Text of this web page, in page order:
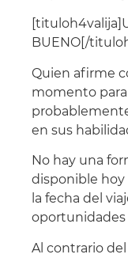
BUENO[/
Quien afirme
momento
en sus
No hay una
disponible hoy
la fecha del
oportunidades
Al contrario